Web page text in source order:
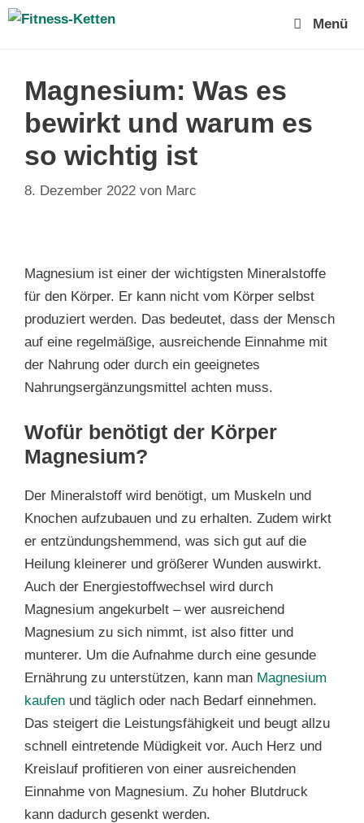
Zum
Menü
Magnesium: Was es
bewirkt und warum es
so wichtig ist
8. Dezember 2022 von Marc
Magnesium ist einer der wichtigsten Mineralstoffe
für den Körper. Er kann nicht vom Körper selbst
produziert werden. Das bedeutet, dass der Mensch
auf eine regelmäßige, ausreichende Einnahme mit
der Nahrung oder durch ein geeignetes
Nahrungsergänzungsmittel achten muss.
Wofür benötigt der Körper
Magnesium?
Der Mineralstoff wird benötigt, um Muskeln und
Knochen aufzubauen und zu erhalten. Zudem wirkt
er entzündungshemmend, was sich gut auf die
Heilung kleinerer und größerer Wunden auswirkt.
Auch der Energiestoffwechsel wird durch
Magnesium angekurbelt – wer ausreichend
Magnesium zu sich nimmt, ist also fitter und
munterer. Um die Aufnahme durch eine gesunde
Ernährung zu unterstützen, kann man Magnesium
kaufen und täglich oder nach Bedarf einnehmen.
Das steigert die Leistungsfähigkeit und beugt allzu
schnell eintretende Müdigkeit vor. Auch Herz und
Kreislauf profitieren von einer ausreichenden
Einnahme von Magnesium. Zu hoher Blutdruck
kann dadurch gesenkt werden.